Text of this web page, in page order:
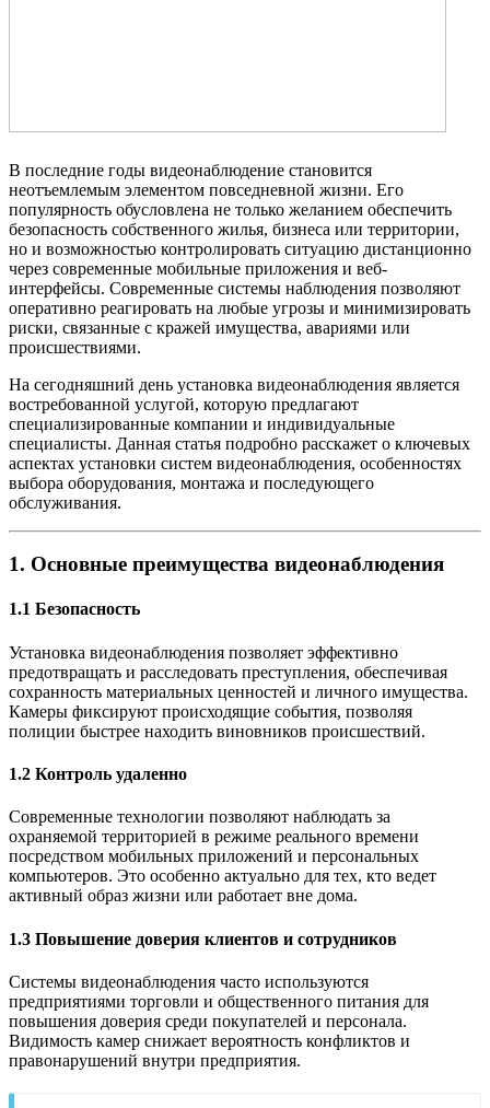
В последние годы видеонаблюдение становится
неотъемлемым элементом повседневной жизни. Его
популярность обусловлена не только желанием обеспечить
безопасность собственного жилья, бизнеса или территории,
но и возможностью контролировать ситуацию дистанционно
через современные мобильные приложения и веб-
интерфейсы. Современные системы наблюдения позволяют
оперативно реагировать на любые угрозы и минимизировать
риски, связанные с кражей имущества, авариями или
происшествиями.
На сегодняшний день установка видеонаблюдения является
востребованной услугой, которую предлагают
специализированные компании и индивидуальные
специалисты. Данная статья подробно расскажет о ключевых
аспектах установки систем видеонаблюдения, особенностях
выбора оборудования, монтажа и последующего
обслуживания.
1. Основные преимущества видеонаблюдения
1.1 Безопасность
Установка видеонаблюдения позволяет эффективно
предотвращать и расследовать преступления, обеспечивая
сохранность материальных ценностей и личного имущества.
Камеры фиксируют происходящие события, позволяя
полиции быстрее находить виновников происшествий.
1.2 Контроль удаленно
Современные технологии позволяют наблюдать за
охраняемой территорией в режиме реального времени
посредством мобильных приложений и персональных
компьютеров. Это особенно актуально для тех, кто ведет
активный образ жизни или работает вне дома.
1.3 Повышение доверия клиентов и сотрудников
Системы видеонаблюдения часто используются
предприятиями торговли и общественного питания для
повышения доверия среди покупателей и персонала.
Видимость камер снижает вероятность конфликтов и
правонарушений внутри предприятия.